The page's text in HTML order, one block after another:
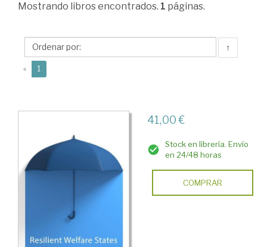
Hemerijck,
Mostrando libros encontrados. 1 páginas.
↑
« 1
41,00 €
Stock en librería. Envío
en 24/48 horas
COMPRAR